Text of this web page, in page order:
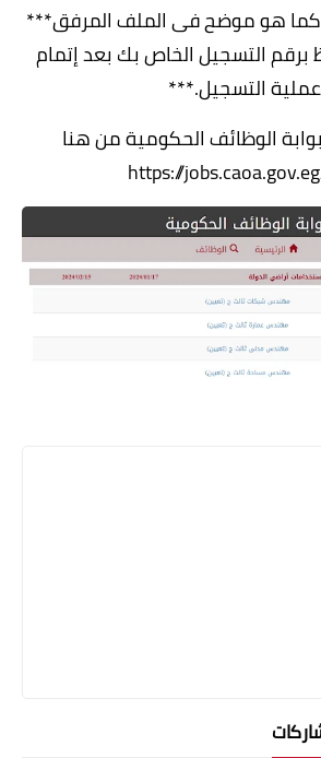
هو موضح فى الملف المرفق***
برقم التسجيل الخاص بك بعد إتمام
عملية التسجيل.***
الوظائف الحكومية من هنا
https://